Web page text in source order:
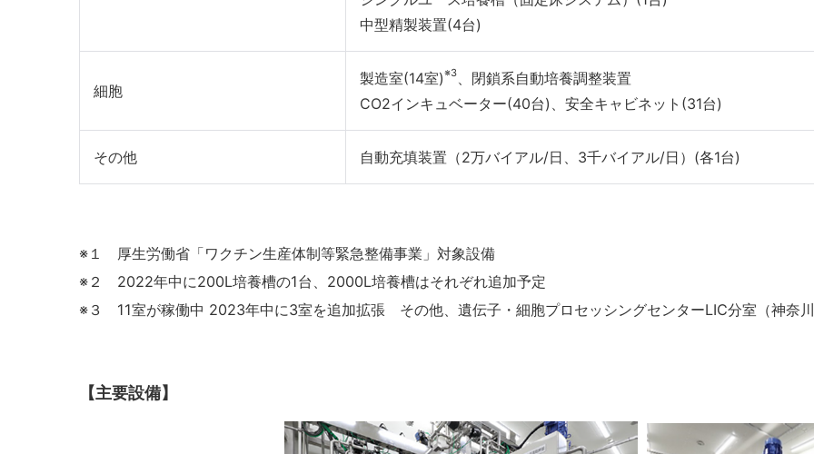
中型精製装置(4台)
細胞
製造室(14室)※3、閉鎖系自動培養調整装置
CO2インキュベーター(40台)、安全キャビネット(31台)
その他 自動充填装置（2万バイアル/日、3千バイアル/日）(各1台)
※１ 厚生労働省「ワクチン生産体制等緊急整備事業」対象設備
※２ 2022年中に200L培養槽の1台、2000L培養槽はそれぞれ追加予定
※３ 11室が稼働中 2023年中に3室を追加拡張 その他、遺伝子・細胞プロセッシングセンターLIC分室（神奈
【主要設備】